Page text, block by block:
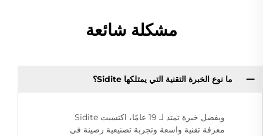
مشكلة شائعة
ما نوع الخبرة التقنية التي يمتلكها Sidite؟
وبفضل خبرة تمتد لـ 19 عامًا، اكتسبت Sidite
معرفة تقنية واسعة وتجربة تصنيعية رصينة في